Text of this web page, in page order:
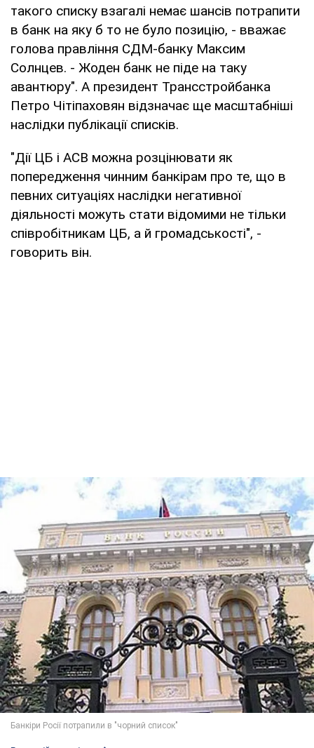
такого списку взагалі немає шансів потрапити
в банк на яку б то не було позицію, - вважає
голова правління СДМ-банку Максим
Солнцев. - Жоден банк не піде на таку
авантюру". А президент Трансстройбанка
Петро Чітіпаховян відзначає ще масштабніші
наслідки публікації списків.
"Дії ЦБ і АСВ можна розцінювати як
попередження чинним банкірам про те, що в
певних ситуаціях наслідки негативної
діяльності можуть стати відомими не тільки
співробітникам ЦБ, а й громадськості", -
говорить він.